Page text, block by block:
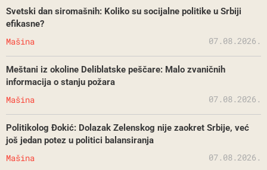
Svetski dan siromašnih: Koliko su socijalne politike u Srbiji
efikasne?
Mašina 07.08.2026.
Meštani iz okoline Deliblatske peščare: Malo zvaničnih
informacija o stanju požara
Mašina 07.08.2026.
Politikolog Đokić: Dolazak Zelenskog nije zaokret Srbije, već
još jedan potez u politici balansiranja
Mašina 07.08.2026.